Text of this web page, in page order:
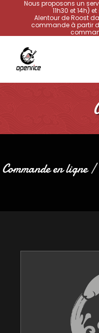
Nous proposons un
11h30 et 14h)
Alentour de Roost
commande à partir
Commande en ligne/